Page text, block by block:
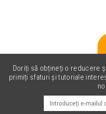
Doriți să obțineți o reducere
primiți sfaturi și tutoriale